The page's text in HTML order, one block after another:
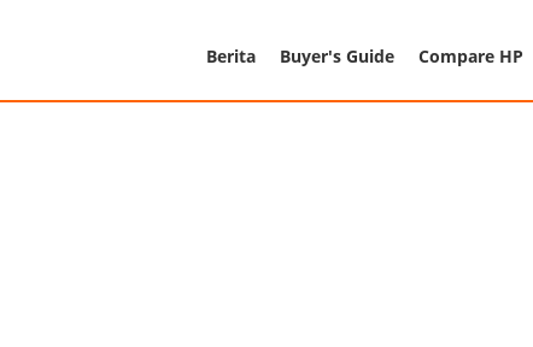
Berita Buyer's Guide Compare HP